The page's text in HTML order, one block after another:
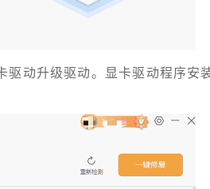
动升级驱动。显卡驱动程序安